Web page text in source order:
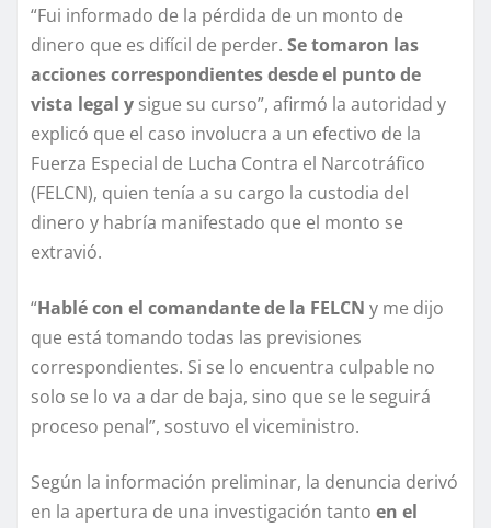
“Fui informado de la pérdida de un monto de
dinero que es difícil de perder. Se tomaron las
acciones correspondientes desde el punto de
vista legal y sigue su curso”, afirmó la autoridad y
explicó que el caso involucra a un efectivo de la
Fuerza Especial de Lucha Contra el Narcotráfico
(FELCN), quien tenía a su cargo la custodia del
dinero y habría manifestado que el monto se
extravió.
“Hablé con el comandante de la FELCN y me dijo
que está tomando todas las previsiones
correspondientes. Si se lo encuentra culpable no
solo se lo va a dar de baja, sino que se le seguirá
proceso penal”, sostuvo el viceministro.
Según la información preliminar, la denuncia derivó
en la apertura de una investigación tanto en el